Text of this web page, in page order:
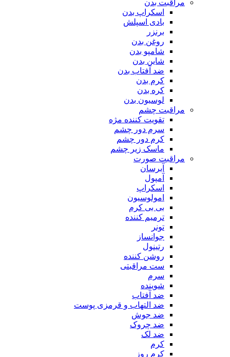
مراقبت بدن
اسکراپ بدن
بادی اسپلش
برنزر
روغن بدن
شامپو بدن
شاین بدن
ضد آفتاب بدن
کرم بدن
کره بدن
لوسیون بدن
مراقبت چشم
تقویت کننده مژه
سرم دور چشم
کرم دور چشم
ماسک زیر چشم
مراقبت صورت
آبرسان
آمپول
اسکراپ
امولوسیون
بی بی کرم
ترمیم کننده
تونر
جوانساز
رتینول
روشن کننده
ست مراقبتی
سرم
شوینده
ضد آفتاب
ضد التهاب و قرمزی پوست
‌ضد جوش
ضد چروک
ضد لک
کرم
کرم روز